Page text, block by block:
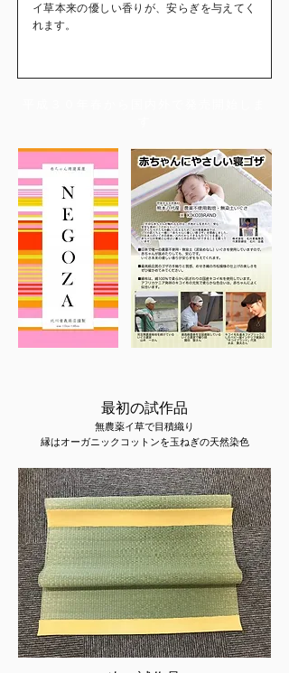
イ草本来の優しい香りが、安らぎを与えてく
れます。
最初の試作品
無農薬イ草で目積織り
縁はオーガニックコットンを玉ねぎの天然染色